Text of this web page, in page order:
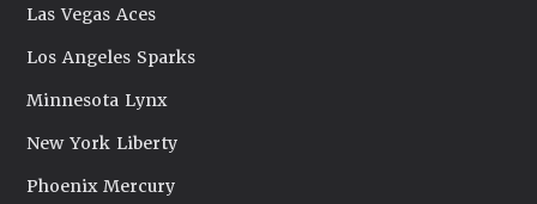
Las Vegas Aces
Los Angeles Sparks
Minnesota Lynx
New York Liberty
Phoenix Mercury